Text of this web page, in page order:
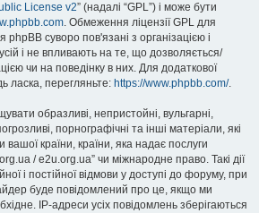
License v2” (надалі “GPL”) і може бути
. Обмеження ліцензії GPL для
суворо пов'язані з організацією і
і не впливають на те, що дозволяється/
чи на поведінку в них. Для додаткової
ласка, перегляньте: https://www.phpbb.com/.
образливі, непристойні, вульгарні,
порнографічні та інші матеріали, які
країни, країни, яка надає послуги
/ e2u.org.ua” чи міжнародне право. Такі дії
і постійної відмови у доступі до форуму, при
буде повідомлений про це, якщо ми
IP-адреси усіх повідомлень зберігаються